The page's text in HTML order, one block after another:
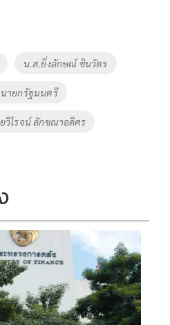
น.ส.ยิ่งลักษณ์ ชินวัตร
นายกรัฐมนตรี
วิโรจน์ ลักขณาอดิศร